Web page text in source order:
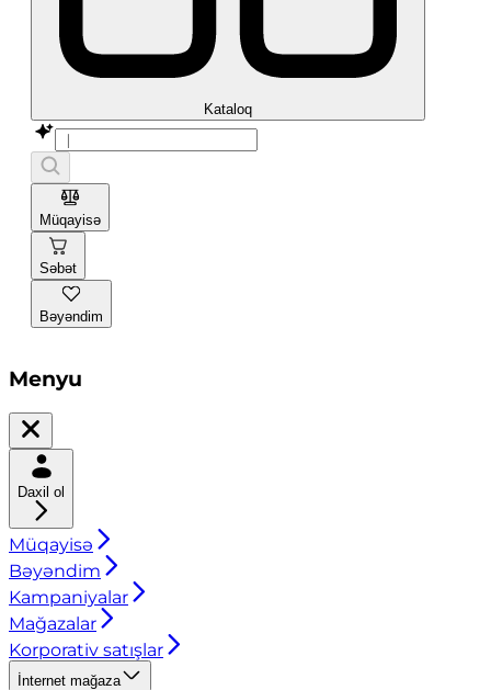
Kataloq
Müqayisə
Səbət
Bəyəndim
Menyu
Daxil ol
Müqayisə
Bəyəndim
Kampaniyalar
Mağazalar
Korporativ satışlar
İnternet mağaza